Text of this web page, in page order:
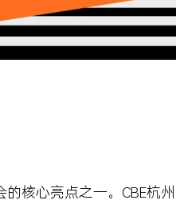
核心亮点之一。CBE杭